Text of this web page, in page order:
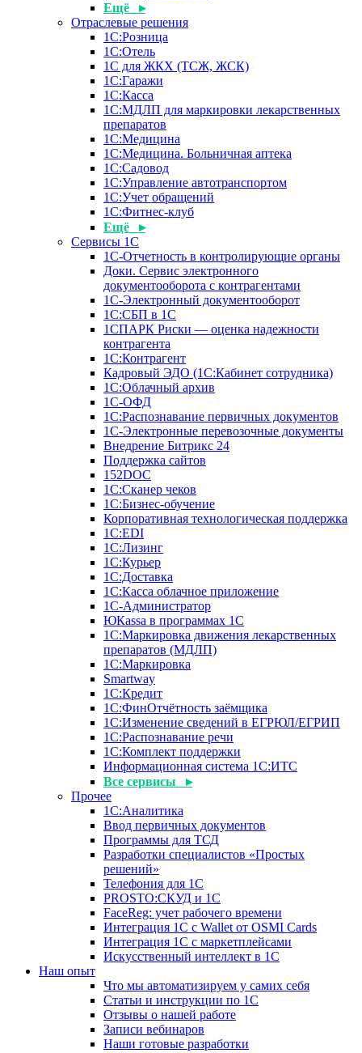
Ещё ▸
Отраслевые решения
1С:Розница
1С:Отель
1С для ЖКХ (ТСЖ, ЖСК)
1С:Гаражи
1С:Касса
1С:МДЛП для маркировки лекарственных
препаратов
1С:Медицина
1С:Медицина. Больничная аптека
1С:Садовод
1С:Управление автотранспортом
1С:Учет обращений
1С:Фитнес-клуб
Ещё ▸
Сервисы 1С
1С-Отчетность в контролирующие органы
Доки. Сервис электронного
документооборота с контрагентами
1С-Электронный документооборот
1С:СБП в 1С
1СПАРК Риски — оценка надежности
контрагента
1С:Контрагент
Кадровый ЭДО (1С:Кабинет сотрудника)
1С:Облачный архив
1С-ОФД
1С:Распознавание первичных документов
1С-Электронные перевозочные документы
Внедрение Битрикс 24
Поддержка сайтов
152DOC
1С:Сканер чеков
1С:Бизнес-обучение
Корпоративная технологическая поддержка
1С:ЕDI
1С:Лизинг
1С:Курьер
1С:Доставка
1С:Касса облачное приложение
1С-Администратор
ЮКаssа в программах 1С
1С:Маркировка движения лекарственных
препаратов (МДЛП)
1С:Маркировка
Smartway
1С:Кредит
1С:ФинОтчётность заёмщика
1С:Изменение сведений в ЕГРЮЛ/ЕГРИП
1С:Распознавание речи
1С:Комплект поддержки
Информационная система 1С:ИТС
Все сервисы ▸
Прочее
1С:Аналитика
Ввод первичных документов
Программы для ТСД
Разработки специалистов «Простых
решений»
Телефония для 1С
PROSTO:СКУД и 1С
FaceReg: учет рабочего времени
Интеграция 1С с Wallet от OSMI Cards
Интеграция 1С с маркетплейсами
Искусственный интеллект в 1С
Наш опыт
Что мы автоматизируем у самих себя
Статьи и инструкции по 1С
Отзывы о нашей работе
Записи вебинаров
Наши готовые разработки